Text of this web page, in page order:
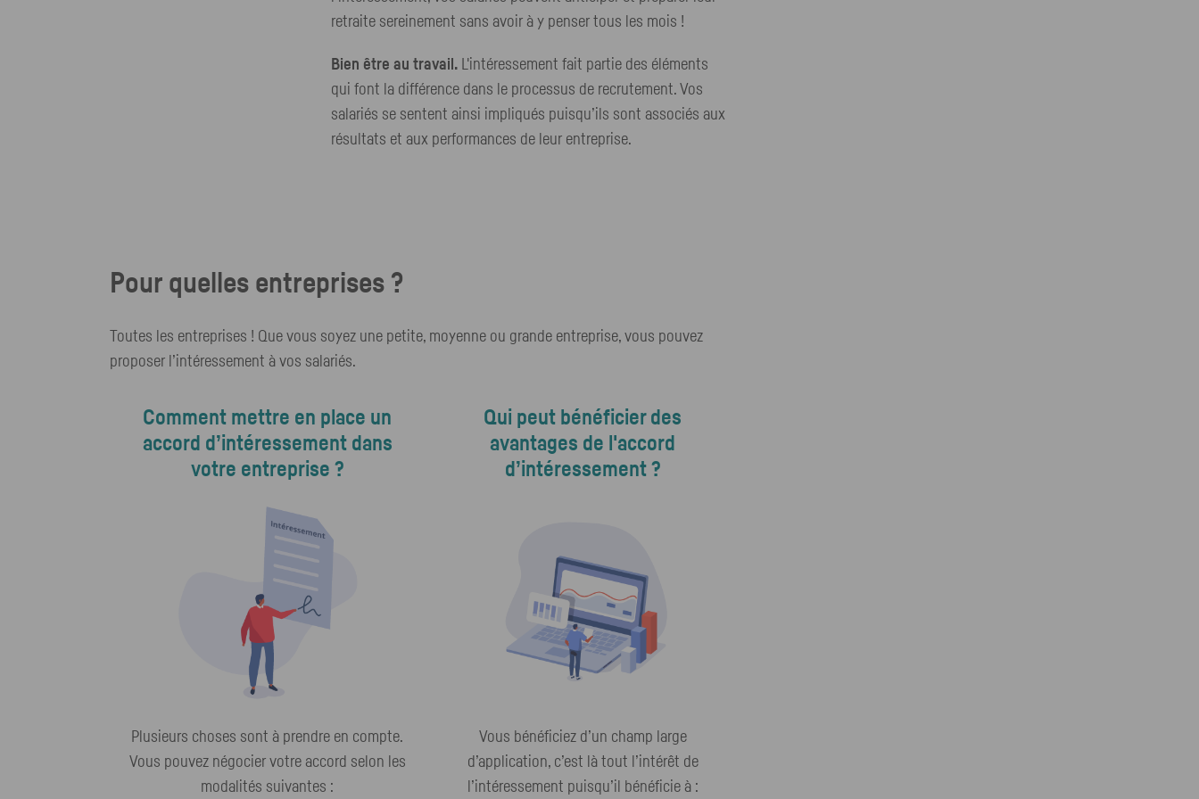
retraite sereinement sans avoir à y penser tous les mois !
Bien être au travail. L'intéressement fait partie des éléments
qui font la différence dans le processus de recrutement. Vos
salariés se sentent ainsi impliqués puisqu’ils sont associés aux
résultats et aux performances de leur entreprise.
Pour quelles entreprises ?
Toutes les entreprises ! Que vous soyez une petite, moyenne ou grande entreprise, vous pouvez
proposer l’intéressement à vos salariés.
Comment mettre en place un
accord d’intéressement dans
votre entreprise ?
Plusieurs choses sont à prendre en compte.
Vous pouvez négocier votre accord selon les
modalités suivantes :
Qui peut bénéficier des
avantages de l'accord
d’intéressement ?
Vous bénéficiez d’un champ large
d’application, c’est là tout l’intérêt de
l’intéressement puisqu’il bénéficie à :